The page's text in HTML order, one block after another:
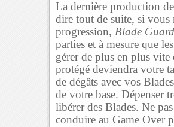
La dernière production
dire tout de suite, si vous
progression, Blade
parties et à mesure que
gérer de plus en plus vite
protégé deviendra votre
de dégâts avec vos
de votre base. Dépenser
libérer des Blades. Ne
conduire au Game Over